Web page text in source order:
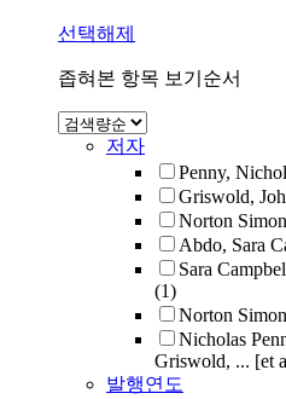
선택해제
좁혀본 항목 보기순서
저자
Penny,
Griswold,
Norton
Abdo, Sara
Sara
(1)
Norton
Nicholas
Griswold, ... [et
발행연도